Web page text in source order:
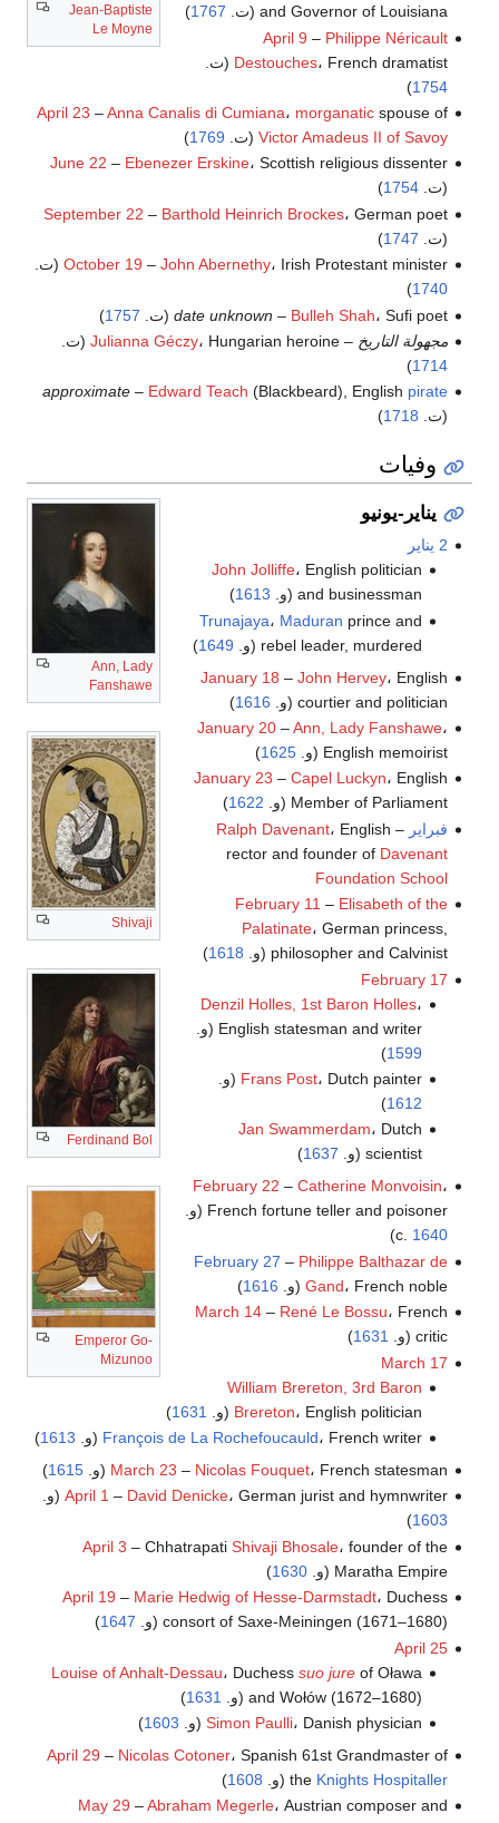
Jean-Baptiste
Le Moyne
and Governor of Louisiana (ت.
1767
)
April 9 – Philippe Néricault
Destouches، French dramatist (ت.
1754
)
April 23 –Anna Canalis di Cumiana، morganaticspouse of
Victor Amadeus II of Savoy (ت. 1769
)
June 22 – Ebenezer Erskine، Scottish religious dissenter
(ت.1754
)
September 22 – Barthold Heinrich Brockes، German poet
(ت. 1747
)
October 19 – John Abernethy، Irish Protestant minister (ت.
1740
)
date unknown – Bulleh Shah، Sufi poet (ت. 1757
)
مجهولة التاريخ –
Julianna Géczy، Hungarian heroine (ت.
1714
)
approximate– Edward Teach (Blackbeard), English pirate
(ت. 1718
)
وفيات
Ann, Lady
Fanshawe
Shivaji
Ferdinand Bol
Emperor Go-
Mizunoo
يناير-يونيو
2 يناير
John Jolliffe، English politician
and businessman (و.
1613
)
Trunajaya، Maduran prince and
rebel leader, murdered (و.
1649
)
January 18 – John Hervey، English
courtier and politician (و.
1616
)
January 20–Ann, Lady Fanshawe،
English memoirist (و.
1625
)
January 23 – Capel Luckyn، English
Member of Parliament (و.
1622
)
فبراير –
Ralph Davenant، English
rector and founder of Davenant
Foundation School
February 11 – Elisabeth of the
Palatinate، German princess,
philosopher and Calvinist (و.
1618
)
February 17
Denzil Holles, 1st Baron Holles،
English statesman and writer (و.
1599
)
Frans Post، Dutch painter (و.
1612
)
Jan Swammerdam، Dutch
scientist (و.
1637
)
February 22 – Catherine Monvoisin،
French fortune teller and poisoner (و.
c. 1640
)
February 27 – Philippe Balthazar de
Gand، French noble (و. 1616
)
March 14– René Le Bossu، French
critic (و.
1631
)
March 17
William Brereton, 3rd Baron
Brereton، English politician (و. 1631
)
François de La Rochefoucauld، French writer (و. 1613
)
March 23 – Nicolas Fouquet، French statesman (و. 1615
)
April 1 – David Denicke، German jurist and hymnwriter (و.
1603
)
April 3 – Chhatrapati Shivaji Bhosale، founder of the
Maratha Empire (و.
1630
)
April 19 – Marie Hedwig of Hesse-Darmstadt، Duchess
consort of Saxe-Meiningen (1671–1680) (و.
1647
)
April 25
Louise of Anhalt-Dessau، Duchesssuo jure of Oława
and Wołów (1672–1680) (و.
1631
)
Simon Paulli، Danish physician (و. 1603
)
April 29 – Nicolas Cotoner، Spanish 61st Grandmaster of
the Knights Hospitaller (و. 1608
)
May 29 –Abraham Megerle، Austrian composer and